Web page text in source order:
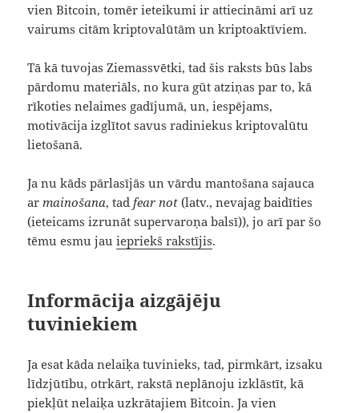
vien Bitcoin, tomēr ieteikumi ir attiecināmi arī uz
vairums citām kriptovalūtām un kriptoaktīviem.
Tā kā tuvojas Ziemassvētki, tad šis raksts būs labs
pārdomu materiāls, no kura gūt atziņas par to, kā
rīkoties nelaimes gadījumā, un, iespējams,
motivācija izglītot savus radiniekus kriptovalūtu
lietošanā.
Ja nu kāds pārlasījās un vārdu mantošana sajauca
armainošana, tadfear not (latv., nevajag baidīties
(ieteicams izrunāt supervaroņa balsī)), jo arī par šo
tēmu esmu jauiepriekš rakstījis.
Informācija aizgājēju
tuviniekiem
Ja esat kāda nelaiķa tuvinieks, tad, pirmkārt, izsaku
līdzjūtību, otrkārt, rakstā neplānoju izklāstīt, kā
piekļūt nelaiķa uzkrātajiem Bitcoin. Ja vien